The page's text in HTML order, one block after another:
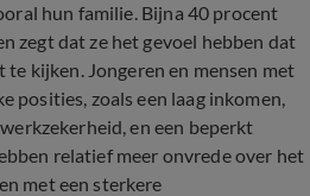
hun familie. Bijna 40 procent
zegt dat ze het gevoel hebben dat
te kijken. Jongeren en mensen met
posities, zoals een laag inkomen,
en een beperkt
relatief meer onvrede over het
met een sterkere